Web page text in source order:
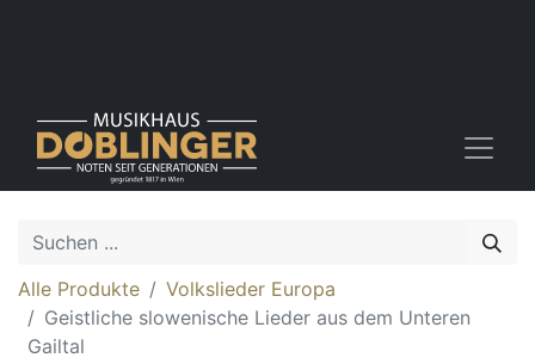
Alle Produkte
Volkslieder Europa
Geistliche slowenische Lieder aus dem Unteren
Gailtal